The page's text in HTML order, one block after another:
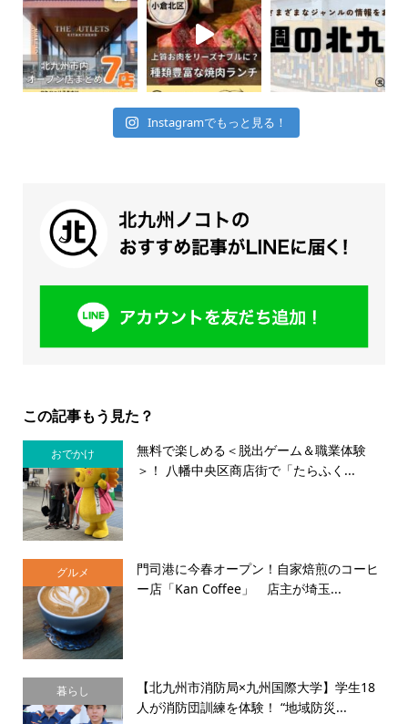
Instagramでもっと見る！
この記事もう見た？
おでかけ
無料で楽しめる＜脱出ゲーム＆職業体験
＞！ 八幡中央区商店街で「たらふく...
グルメ
門司港に今春オープン！自家焙煎のコーヒ
ー店「Kan Coffee」 店主が埼玉...
暮らし
【北九州市消防局×九州国際大学】学生18
人が消防団訓練を体験！ “地域防災...